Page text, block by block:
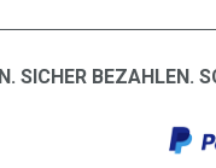
SICHER BEZAHLEN.